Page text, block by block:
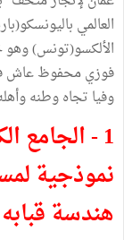
العالمي
الألكسو(تونس) وهو
فوزي محفوظ عاش في
وفيا تجاه وطنه
1 -
نموذجية
هندسة قبابه